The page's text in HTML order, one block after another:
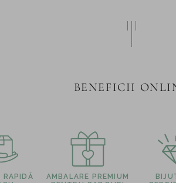
BENEFICII
RAPIDĂ
AMBALARE PREMIUM